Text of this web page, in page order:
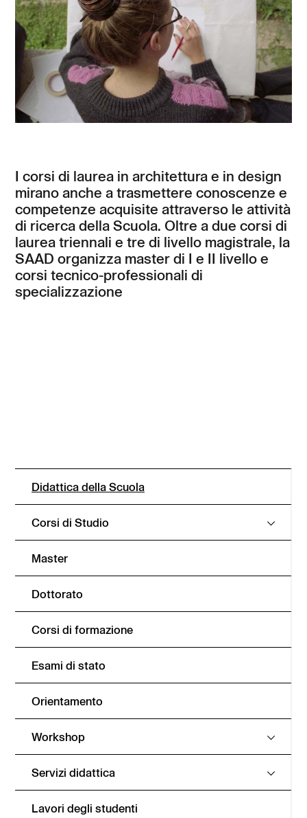
Didattica della Scuola
Corsi di Studio
Master
Dottorato
Corsi di formazione
Esami di stato
Orientamento
Workshop
Servizi didattica
Lavori degli studenti
I corsi di laurea in architettura e in design
mirano anche a trasmettere conoscenze e
competenze acquisite attraverso le attività
di ricerca della Scuola. Oltre a due corsi di
laurea triennali e tre di livello magistrale, la
SAAD organizza master di I e II livello e
corsi tecnico-professionali di
specializzazione